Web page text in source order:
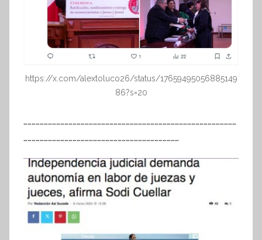
https://x.com/alextoluco26/status/17659495056885149
86?s=20
…………………………………………………………………………………………………………………………………………
……………………………………………………………………………………………………